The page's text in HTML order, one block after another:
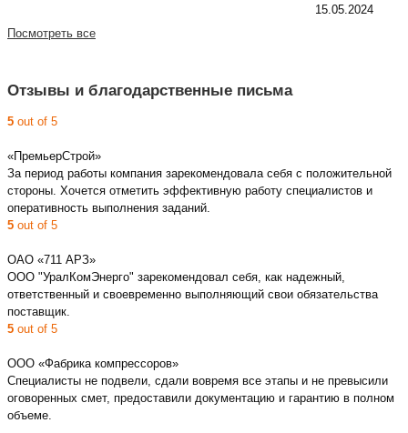
15.05.2024
Посмотреть все
Отзывы и благодарственные письма
5 out of 5
«ПремьерСтрой»
За период работы компания зарекомендовала себя с положительной
стороны. Хочется отметить эффективную работу специалистов и
оперативность выполнения заданий.
5 out of 5
ОАО «711 АРЗ»
ООО "УралКомЭнерго" зарекомендовал себя, как надежный,
ответственный и своевременно выполняющий свои обязательства
поставщик.
5 out of 5
ООО «Фабрика компрессоров»
Специалисты не подвели, сдали вовремя все этапы и не превысили
оговоренных смет, предоставили документацию и гарантию в полном
объеме.